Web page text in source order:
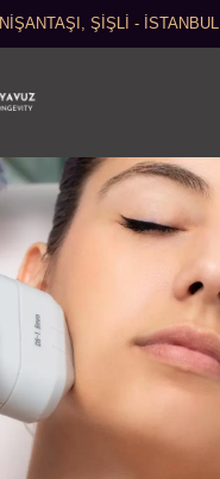
NİŞANTAŞI, ŞİŞLİ - İSTANBUL